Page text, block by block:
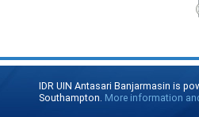
IDR UIN Antasari Banjarmasin is
Southampton. More information